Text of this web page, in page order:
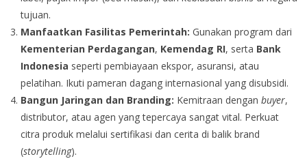
tujuan.
Manfaatkan Fasilitas Pemerintah: Gunakan program dari
Kementerian Perdagangan, Kemendag RI, serta Bank
Indonesia seperti pembiayaan ekspor, asuransi, atau
pelatihan. Ikuti pameran dagang internasional yang disubsidi.
Bangun Jaringan dan Branding: Kemitraan dengan buyer,
distributor, atau agen yang tepercaya sangat vital. Perkuat
citra produk melalui sertifikasi dan cerita di balik brand
(storytelling).